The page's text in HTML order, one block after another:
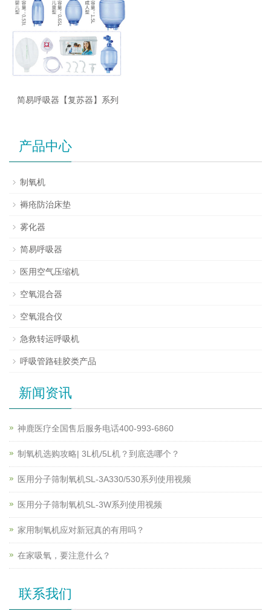
简易呼吸器【复苏器】系列
产品中心
制氧机
褥疮防治床垫
雾化器
简易呼吸器
医用空气压缩机
空氧混合器
空氧混合仪
急救转运呼吸机
呼吸管路硅胶类产品
新闻资讯
神鹿医疗全国售后服务电话400-993-6860
制氧机选购攻略| 3L机/5L机？到底选哪个？
医用分子筛制氧机SL-3A330/530系列使用视频
医用分子筛制氧机SL-3W系列使用视频
家用制氧机应对新冠真的有用吗？
在家吸氧，要注意什么？
联系我们